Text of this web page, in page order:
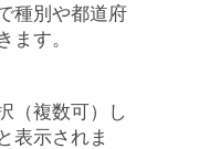
種別や都道府
ます。
（複数可）し
表示されま